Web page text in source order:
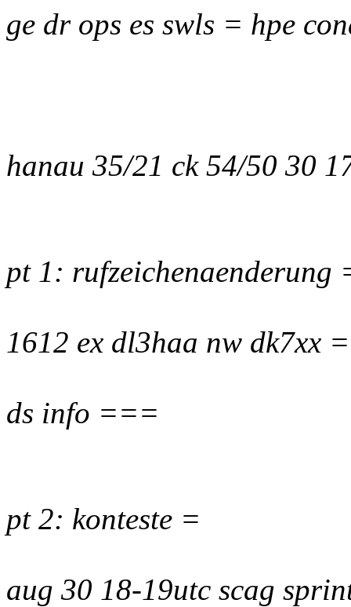
ge dr ops es swls = hpe
hanau 35/21 ck 54/50 30
pt 1: rufzeichenaenderung
1612 ex dl3haa nw dk7xx =
ds info ===
pt 2: konteste =
aug 30 18-19utc scag